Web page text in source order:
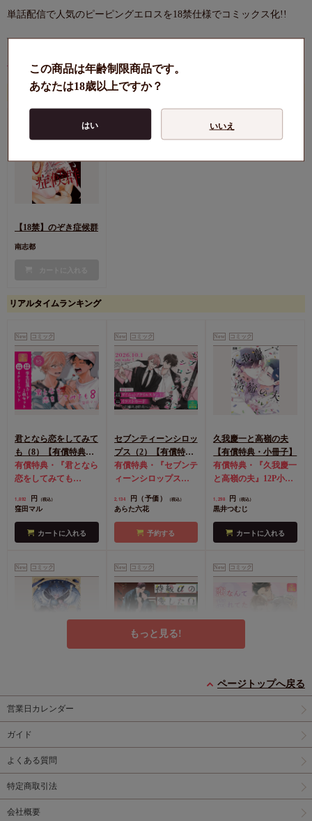
単話配信で人気のピーピングエロスを18禁仕様でコミックス化!!
《南志都先生のほかの作品はこちらでチェック♪》
この商品を見ている人はこちらもチェックされてます！
【18禁】のぞき症候群
南志都
リアルタイムランキング
New コミック
君となら恋をしてみて
も（8）【有償特典・
学生証風カード2枚セ
ット】
有償特典・『君となら
恋をしてみても
ド2枚セット
1,892 円 （税込）
窪田マル
カートに入れる
New コミック
セブンティーンシロッ
プス（2）【有償特
典・ダイカットアクリ
ルスタンド】
有償特典・『セブンテ
ィーンシロップス
クリルスタンド コミ
店舗共通特典ペー
パー
2,134 円（予価） （税込）
あらた六花
予約する
New コミック
久我慶一と高嶺の夫
【有償特典・小冊子】
有償特典・『久我慶一
と高嶺の夫』12P小冊
ーフレット
1,298 円 （税込）
黒井つむじ
カートに入れる
New コミック
冊子】
有償特典・『灯台守と
かもめの子（3）』
12P小冊子
吾妻香夜
カートに入れる
New コミック
フレット
New コミック
償特典・小冊子】
有償特典・『恋なんて
コミコミ特典4Pリー
New コミック New コミック New コミック
もっと見る!
ページトップへ戻る
この商品は年齢制限商品です。
あなたは18歳以上ですか？
はい いいえ
営業日カレンダー
ガイド
よくある質問
特定商取引法
会社概要